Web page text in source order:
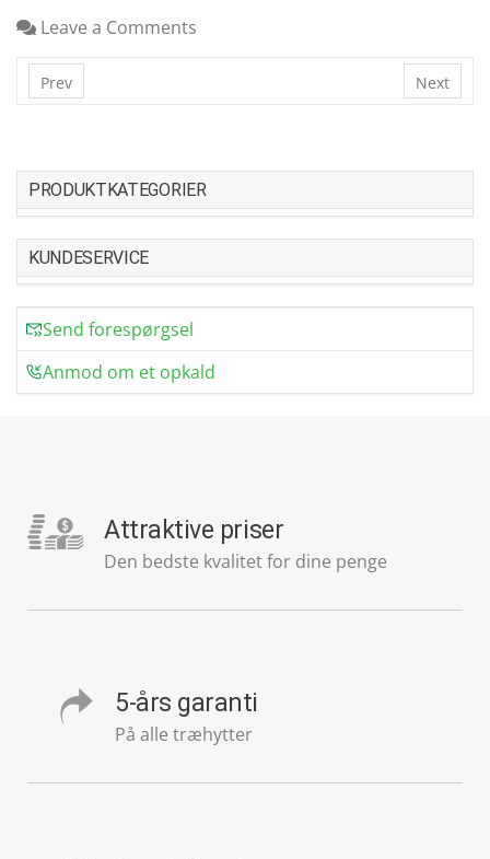
Leave a Comments
Prev Next
PRODUKTKATEGORIER
KUNDESERVICE
Send forespørgsel
Anmod om et opkald
Attraktive priser
Den bedste kvalitet for dine penge
5-års garanti
På alle træhytter